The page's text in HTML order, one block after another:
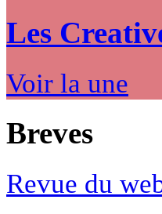
Les
Voir la une
Breves
Revue du